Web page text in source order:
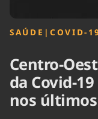
SAÚDE | COVID-
Centro-
da Covid-
nos